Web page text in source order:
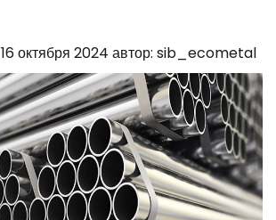
16 октября 2024 автор: sib_ecometal